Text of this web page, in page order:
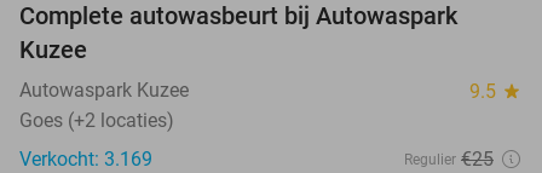
Complete autowasbeurt bij Autowaspark
Kuzee
Autowaspark Kuzee 9.5 star
Goes (+2 locaties)
Verkocht: 3.169
Regulier €25